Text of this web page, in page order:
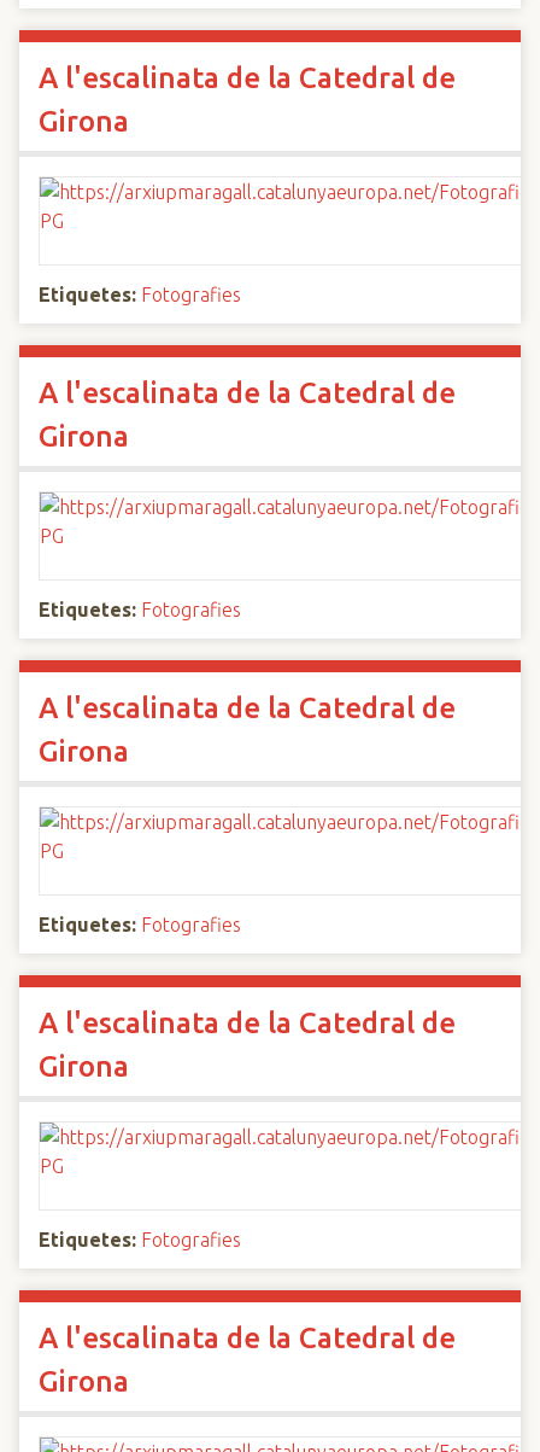
A l'escalinata de la Catedral de
Girona
Etiquetes: Fotografies
A l'escalinata de la Catedral de
Girona
Etiquetes: Fotografies
A l'escalinata de la Catedral de
Girona
Etiquetes: Fotografies
A l'escalinata de la Catedral de
Girona
Etiquetes: Fotografies
A l'escalinata de la Catedral de
Girona